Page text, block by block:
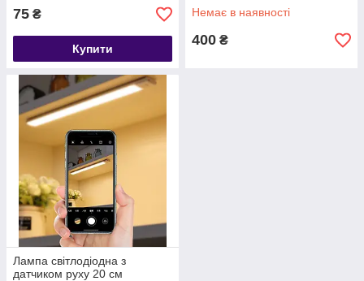
75 ₴
Купити
Немає в наявності
400 ₴
Лампа світлодіодна з
датчиком руху 20 см